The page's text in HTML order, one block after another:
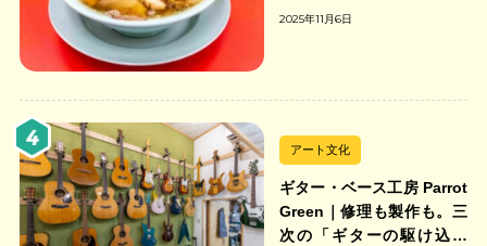
「ちゃんのれん組合」加盟
2025年11月6日
アート文化
ギター・ベース工房 Parrot
Green｜修理も製作も。三
次の「ギターの駆け込み